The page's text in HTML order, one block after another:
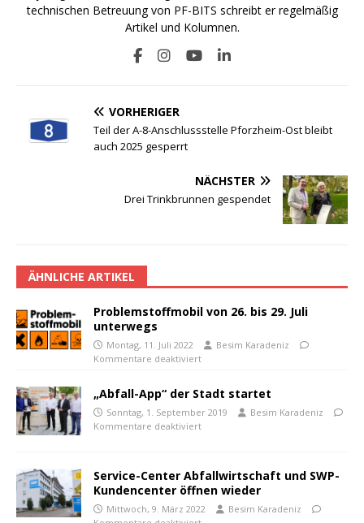
technischen Betreuung von PF-BITS schreibt er regelmäßig
Artikel und Kolumnen.
VORHERIGER
Teil der A-8-Anschlussstelle Pforzheim-Ost bleibt
auch 2025 gesperrt
NÄCHSTER
Drei Trinkbrunnen gespendet
ÄHNLICHE ARTIKEL
Problemstoffmobil von 26. bis 29. Juli
unterwegs
Montag, 11. Juli 2022
Besim Karadeniz
Kommentare deaktiviert
„Abfall-App“ der Stadt startet
Sonntag, 1. September 2019
Besim Karadeniz
Kommentare deaktiviert
Service-Center Abfallwirtschaft und SWP-
Kundencenter öffnen wieder
Mittwoch, 9. März 2022
Besim Karadeniz